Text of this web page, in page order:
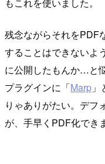
残念ながらそれをPDF
することはできないよ
に公開したもんか…と
プラグインに「Marp
りゃありがたい。デフ
が、手早くPDF化でき